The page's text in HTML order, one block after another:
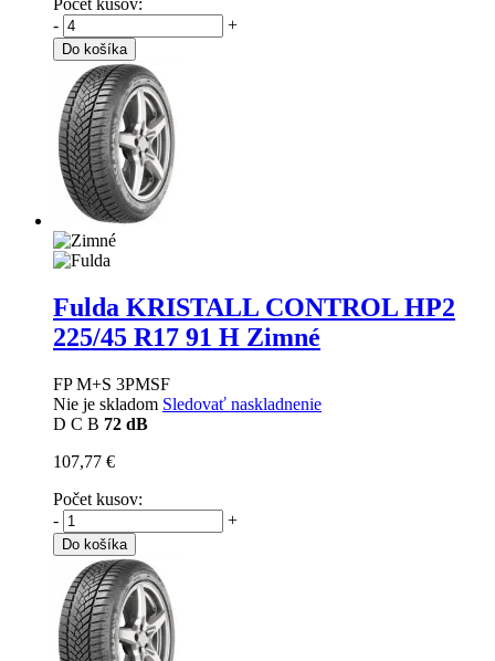
Počet kusov:
-
+
Do košíka
Fulda KRISTALL CONTROL HP2
225/45 R17 91 H Zimné
FP M+S 3PMSF
Nie je skladom Sledovať naskladnenie
D C B 72 dB
107,77 €
Počet kusov:
-
+
Do košíka